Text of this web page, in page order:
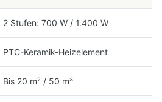
2 Stufen: 700 W / 1.400 W
PTC-Keramik-Heizelement
Bis 20 m² / 50 m³